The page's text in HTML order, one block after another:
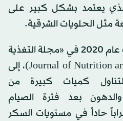
يعتمد بشكل كبير على
مثل الحلويات الشرقية.
وتشير دراسة سابقة نُشرت عام 2020 في «مجلة التغذية
والأيض» (Journal of Nutrition and Metabolism)، إلى
كميات كبيرة من
بعد فترة الصيام
حاداً في مستويات السكر